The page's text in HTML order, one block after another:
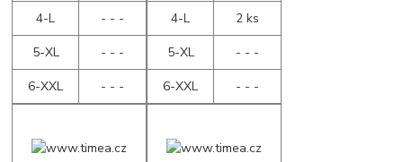
4-L
- - -
5-XL
- - -
6-XXL
- - -
4-L
2 ks
5-XL
- - -
6-XXL
- - -